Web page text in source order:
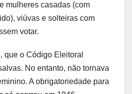
mulheres casadas (com
viúvas e solteiras com
votar.
que o Código Eleitoral
No entanto, não tornava
A obrigatoriedade para